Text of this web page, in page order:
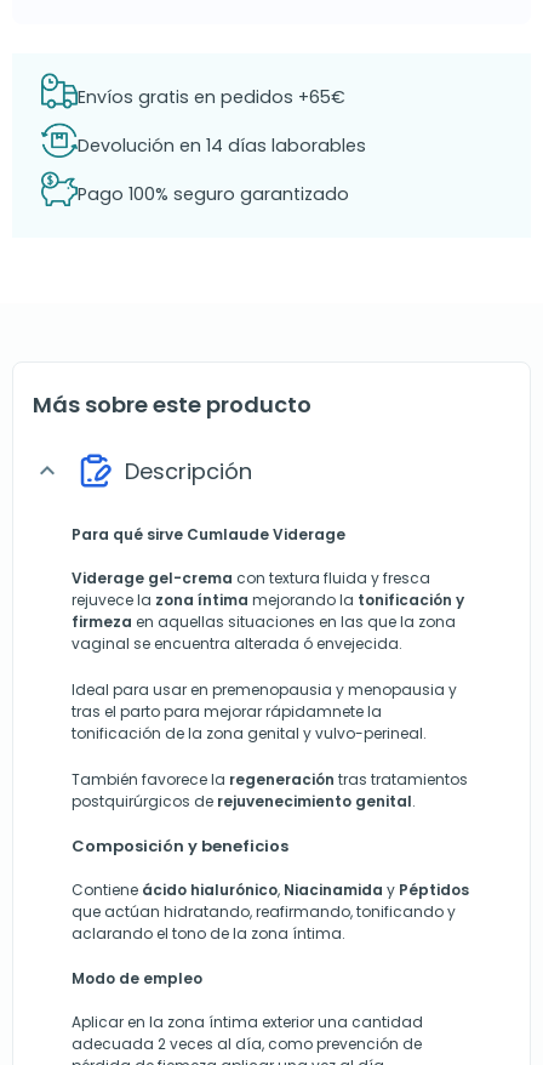
Envíos gratis en pedidos +65€
Devolución en 14 días laborables
Pago 100% seguro garantizado
Más sobre este producto
expand_more Descripción
Para qué sirve Cumlaude Viderage
Viderage gel-crema con textura fluida y fresca
rejuvece la zona íntima mejorando la tonificación y
firmeza en aquellas situaciones en las que la zona
vaginal se encuentra alterada ó envejecida.
Ideal para usar en premenopausia y menopausia y
tras el parto para mejorar rápidamnete la
tonificación de la zona genital y vulvo-perineal.
También favorece la regeneración tras tratamientos
postquirúrgicos de rejuvenecimiento genital.
Composición y beneficios
Contiene ácido hialurónico, Niacinamida y Péptidos
que actúan hidratando, reafirmando, tonificando y
aclarando el tono de la zona íntima.
Modo de empleo
Aplicar en la zona íntima exterior una cantidad
adecuada 2 veces al día, como prevención de